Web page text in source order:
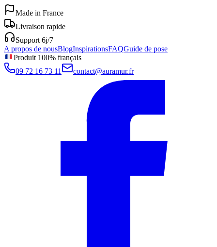
Made in France
Livraison rapide
Support 6j/7
A propos de nousBlogInspirationsFAQGuide de pose
Produit 100% français
09 72 16 73 11
contact@auramur.fr